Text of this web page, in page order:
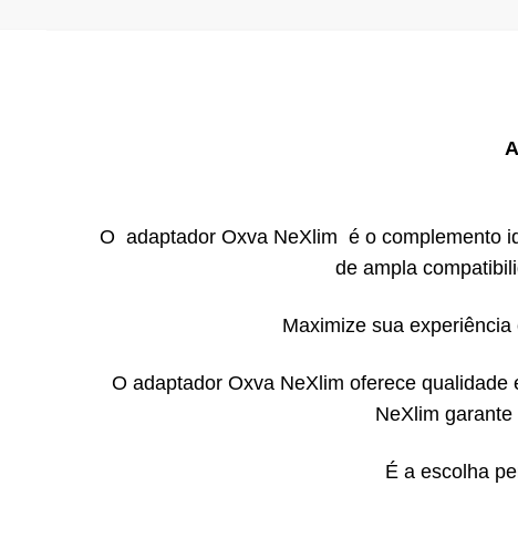
O adaptador Oxva NeXlim é o complemento
de ampla
Maximize sua
O adaptador Oxva NeXlim oferece
NeXlim
É a escolha